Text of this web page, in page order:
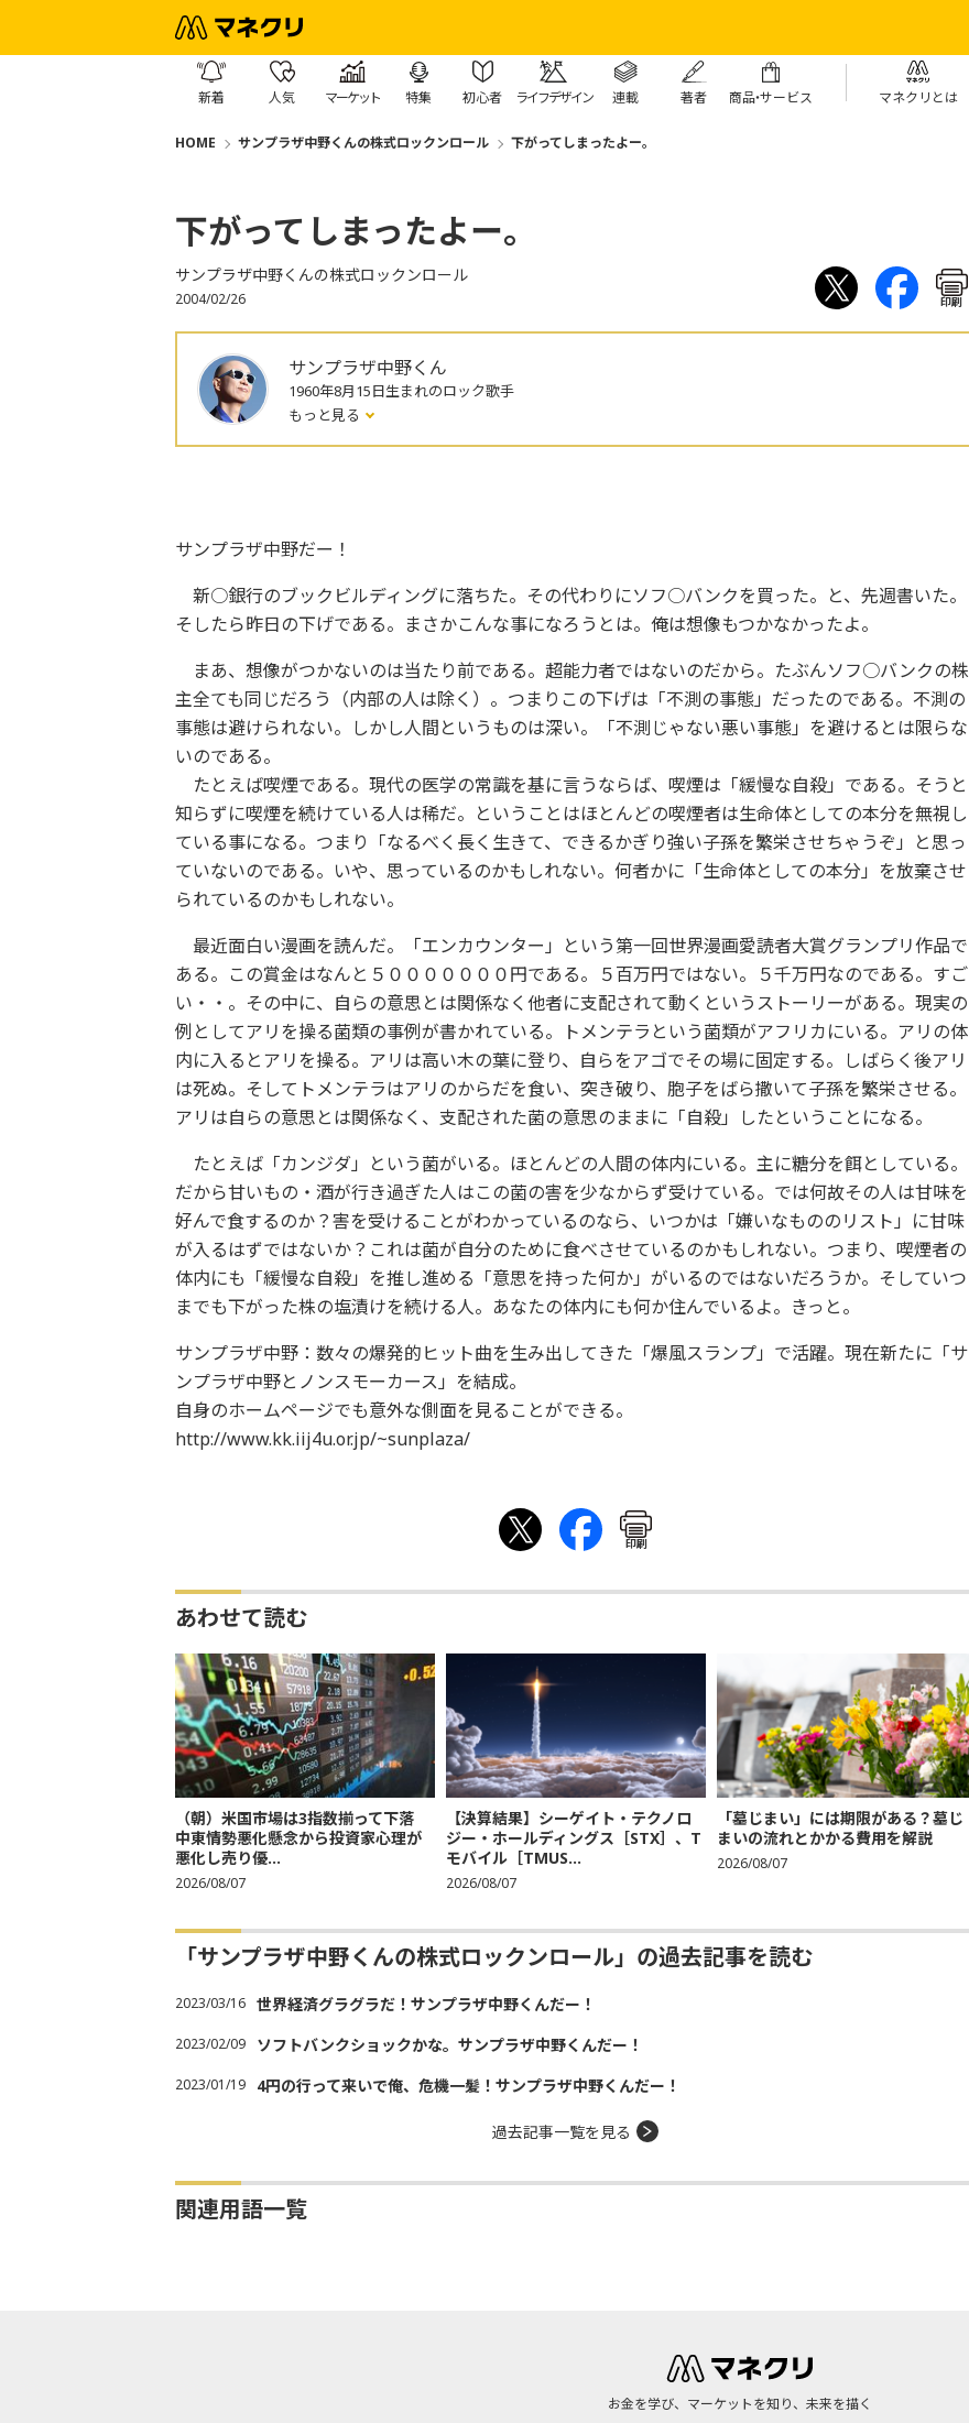
新着 人気 マーケット 特集 初心者 ライフデザイン 連載 著者 商品・サービス マネクリとは
HOME サンプラザ中野くんの株式ロックンロール 下がってしまったよー。
下がってしまったよー。
サンプラザ中野くんの株式ロックンロール
2004/02/26 印刷
サンプラザ中野くん
1960年8月15日生まれのロック歌手
もっと見る
サンプラザ中野だー！
新○銀行のブックビルディングに落ちた。その代わりにソフ○バンクを買った。と、先週書いた。
そしたら昨日の下げである。まさかこんな事になろうとは。俺は想像もつかなかったよ。
まあ、想像がつかないのは当たり前である。超能力者ではないのだから。たぶんソフ○バンクの株
主全ても同じだろう（内部の人は除く）。つまりこの下げは「不測の事態」だったのである。不測の
事態は避けられない。しかし人間というものは深い。「不測じゃない悪い事態」を避けるとは限らな
いのである。
たとえば喫煙である。現代の医学の常識を基に言うならば、喫煙は「緩慢な自殺」である。そうと
知らずに喫煙を続けている人は稀だ。ということはほとんどの喫煙者は生命体としての本分を無視し
ている事になる。つまり「なるべく長く生きて、できるかぎり強い子孫を繁栄させちゃうぞ」と思っ
ていないのである。いや、思っているのかもしれない。何者かに「生命体としての本分」を放棄させ
られているのかもしれない。
最近面白い漫画を読んだ。「エンカウンター」という第一回世界漫画愛読者大賞グランプリ作品で
ある。この賞金はなんと５０００００００円である。５百万円ではない。５千万円なのである。すご
い・・。その中に、自らの意思とは関係なく他者に支配されて動くというストーリーがある。現実の
例としてアリを操る菌類の事例が書かれている。トメンテラという菌類がアフリカにいる。アリの体
内に入るとアリを操る。アリは高い木の葉に登り、自らをアゴでその場に固定する。しばらく後アリ
は死ぬ。そしてトメンテラはアリのからだを食い、突き破り、胞子をばら撒いて子孫を繁栄させる。
アリは自らの意思とは関係なく、支配された菌の意思のままに「自殺」したということになる。
たとえば「カンジダ」という菌がいる。ほとんどの人間の体内にいる。主に糖分を餌としている。
だから甘いもの・酒が行き過ぎた人はこの菌の害を少なからず受けている。では何故その人は甘味を
好んで食するのか？害を受けることがわかっているのなら、いつかは「嫌いなもののリスト」に甘味
が入るはずではないか？これは菌が自分のために食べさせているのかもしれない。つまり、喫煙者の
体内にも「緩慢な自殺」を推し進める「意思を持った何か」がいるのではないだろうか。そしていつ
までも下がった株の塩漬けを続ける人。あなたの体内にも何か住んでいるよ。きっと。
サンプラザ中野：数々の爆発的ヒット曲を生み出してきた「爆風スランプ」で活躍。現在新たに「サ
ンプラザ中野とノンスモーカース」を結成。
自身のホームページでも意外な側面を見ることができる。
http://www.kk.iij4u.or.jp/~sunplaza/
印刷
あわせて読む
（朝）米国市場は3指数揃って下落
中東情勢悪化懸念から投資家心理が
悪化し売り優...
2026/08/07
【決算結果】シーゲイト・テクノロ
ジー・ホールディングス［STX］、T
モバイル［TMUS...
2026/08/07
「墓じまい」には期限がある？墓じ
まいの流れとかかる費用を解説
2026/08/07
「サンプラザ中野くんの株式ロックンロール」の過去記事を読む
2023/03/16 世界経済グラグラだ！サンプラザ中野くんだー！
2023/02/09 ソフトバンクショックかな。サンプラザ中野くんだー！
2023/01/19 4円の行って来いで俺、危機一髪！サンプラザ中野くんだー！
過去記事一覧を見る
関連用語一覧
お金を学び、マーケットを知り、未来を描く